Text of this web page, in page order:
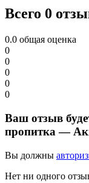
Всего 0
0.0 общая оценка
0
0
0
0
0
Ваш отзыв
пропитка —
Вы должны
Нет ни одного